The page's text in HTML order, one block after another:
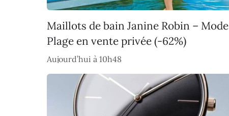
Maillots de bain Janine Robin – Mode
Plage en vente privée (-62%)
Aujourd’hui à 10h48